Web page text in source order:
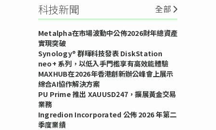
科技新聞 全部
Metalpha在市場波動中公佈2026財年總資產
實現突破
Synology® 群暉科技發表 DiskStation
neo+ 系列，以低入手門檻享有高效能體驗
MAXHUB在2026年香港創新辦公峰會上展示
綜合AI協作解決方案
PU Prime 推出 XAUUSD247，擴展黃金交易
業務
Ingredion Incorporated 公佈 2026 年第二
季度業績